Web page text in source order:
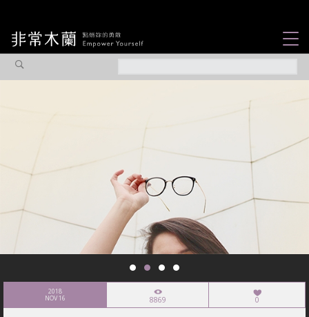
社會企業
認識我們
2018
NOV 16 8869 0